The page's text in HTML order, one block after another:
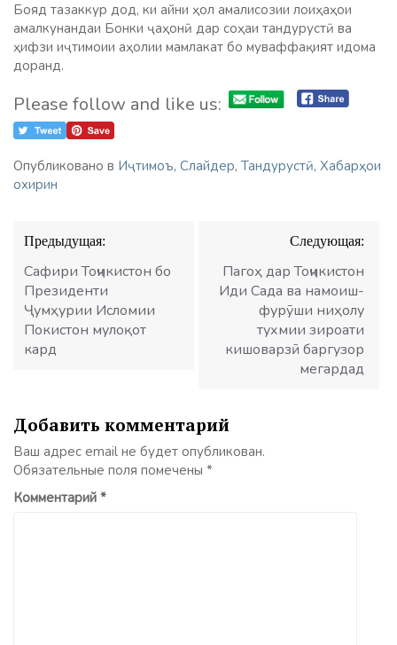
Бояд тазаккур дод, ки айни ҳол амалисозии лоиҳаҳои
амалкунандаи Бонки ҷаҳонӣ дар соҳаи тандурустӣ ва
ҳифзи иҷтимоии аҳолии мамлакат бо муваффақият идома
доранд.
Please follow and like us:
Опубликовано в Иҷтимоъ, Слайдер, Тандурустӣ, Хабарҳои
охирин
Навигация
по
записям
Предыдущая:
Сафири Тоҷикистон бо
Президенти
Ҷумҳурии Исломии
Покистон мулоқот
кард
Следующая:
Пагоҳ дар Тоҷикистон
Иди Сада ва намоиш-
фурӯши ниҳолу
тухмии зироати
кишоварзӣ баргузор
мегардад
Добавить комментарий
Ваш адрес email не будет опубликован.
Обязательные поля помечены *
Комментарий *